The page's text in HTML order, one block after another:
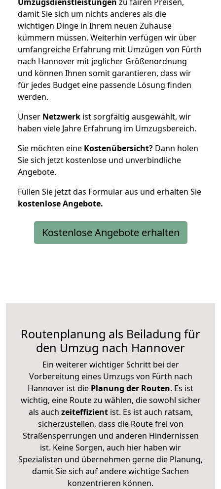
damit Sie sich um nichts anderes als die
wichtigen Dinge in Ihrem neuen Zuhause
kümmern müssen. Weiterhin verfügen wir über
umfangreiche Erfahrung mit Umzügen von Fürth
nach Hannover mit jeglicher Größenordnung
und können Ihnen somit garantieren, dass wir
für jedes Budget eine passende Lösung finden
werden.
Unser Netzwerk ist sorgfältig ausgewählt, wir
haben viele Jahre Erfahrung im Umzugsbereich.
Sie möchten eine Kostenübersicht? Dann holen
Sie sich jetzt kostenlose und unverbindliche
Angebote.
Füllen Sie jetzt das Formular aus und erhalten Sie
kostenloseAngebote.
Kostenlose Angebote erhalten
Routenplanung als Beiladung für
den Umzug nach Hannover
Ein weiterer wichtiger Schritt bei der
Vorbereitung eines Umzugs von Fürth nach
Hannover ist die Planung der Routen. Es ist
wichtig, eine Route zu wählen, die sowohl sicher
als auch zeiteffizientist. Es ist auch ratsam,
sicherzustellen, dass die Route frei von
Straßensperrungen und anderen Hindernissen
ist. Keine Sorgen, auch hier haben wir
Spezialisten und übernehmen gerne die Planung,
damit Sie sich auf andere wichtige Sachen
konzentrieren können.